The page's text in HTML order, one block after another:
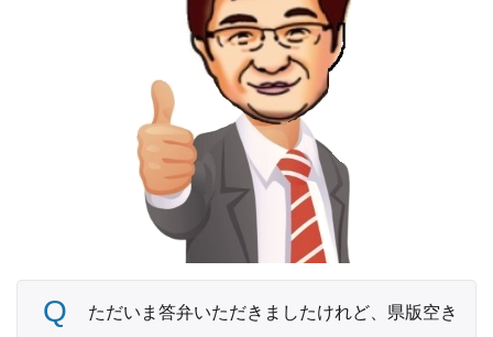
ただいま答弁いただきましたけれど、県版空き